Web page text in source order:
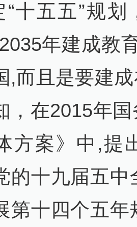
“十五五”规
年建成教
,而且是要建
，在2015年
方案》中,提
的十九届五
第十四个五